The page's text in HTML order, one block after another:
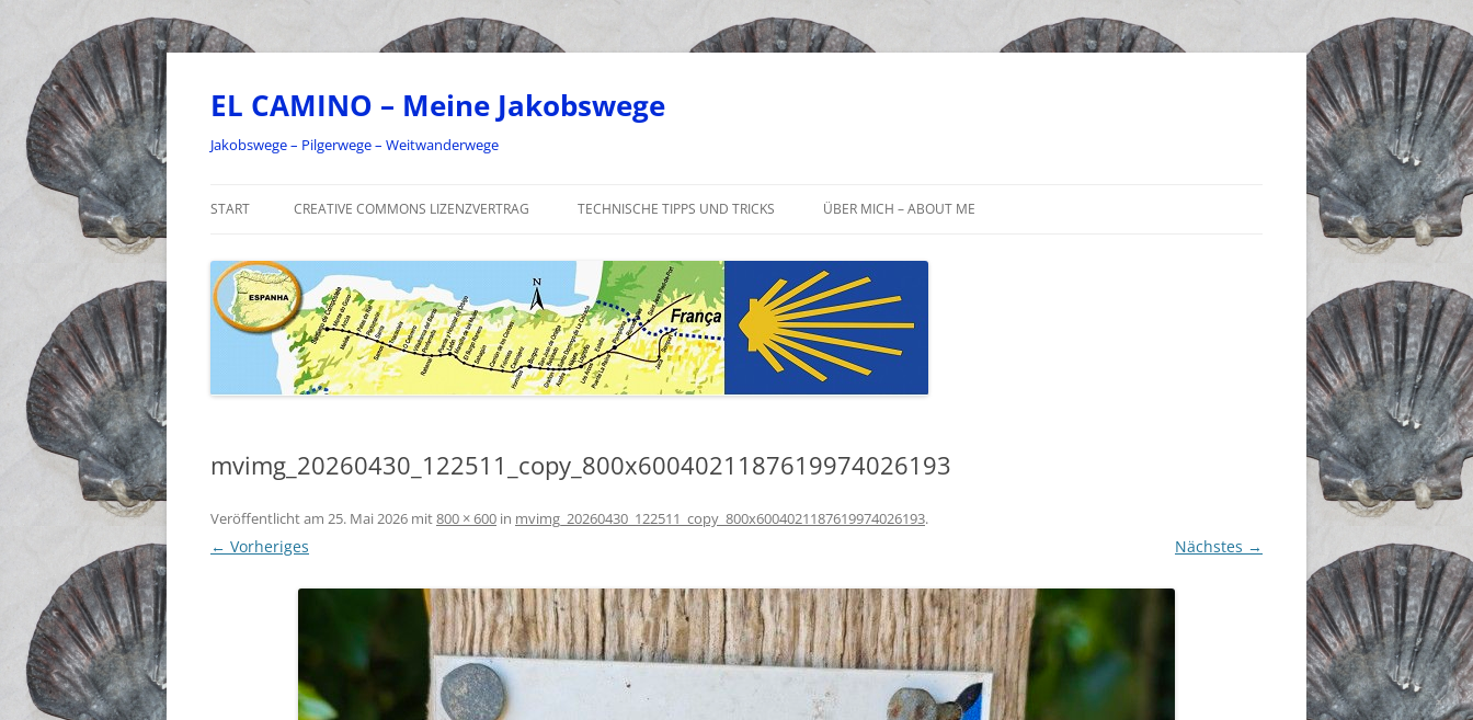
Zum
EL CAMINO – Meine Jakobswege
Jakobswege – Pilgerwege – Weitwanderwege
START CREATIVE COMMONS LIZENZVERTRAG TECHNISCHE TIPPS UND TRICKS ÜBER MICH – ABOUT ME
mvimg_20260430_122511_copy_800x6004021187619974026193
Veröffentlicht am 25. Mai 2026 mit800 × 600 in mvimg_20260430_122511_copy_800x6004021187619974026193.
← Vorheriges Nächstes →